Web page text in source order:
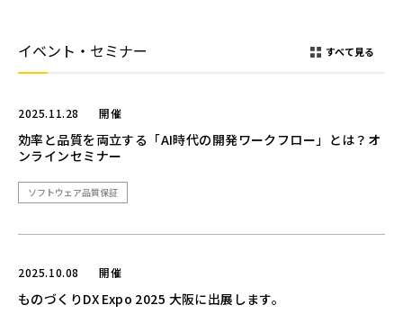
イベント・セミナー
2025.11.28 開催
効率と品質を両立する「AI時代の開発ワークフロー」とは？オ
ンラインセミナー
ソフトウェア品質保証
2025.10.08 開催
ものづくりDX Expo 2025 大阪に出展します。
すべて見る